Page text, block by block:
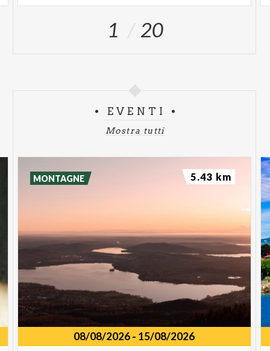
1 20
EVENTI
Mostra tutti
08/08/2026- 15/08/2026
MONTAGNE 5.43 km